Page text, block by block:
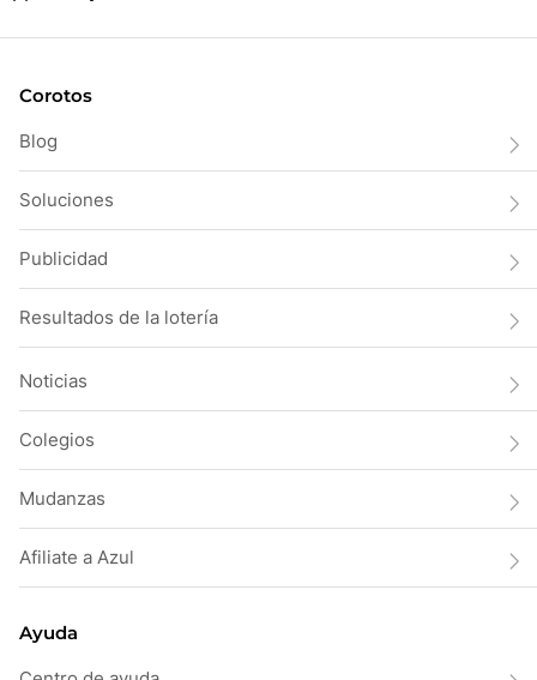
Corotos
Blog
Soluciones
Publicidad
Resultados de la lotería
Noticias
Colegios
Mudanzas
Afiliate a Azul
Ayuda